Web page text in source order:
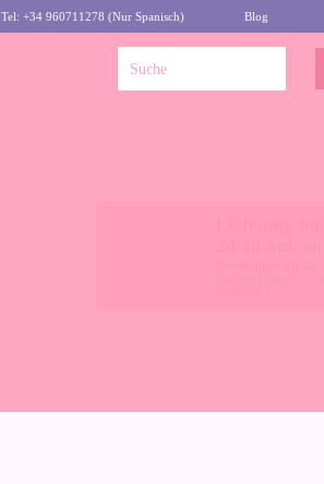
Tel: +34 960711278 (Nur Spanisch) Blog